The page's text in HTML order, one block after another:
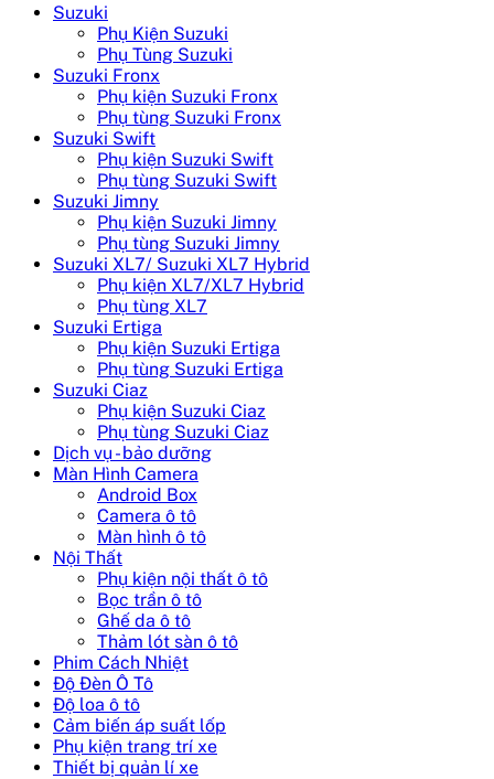
Suzuki
Phụ Kiện Suzuki
Phụ Tùng Suzuki
Suzuki Fronx
Phụ kiện Suzuki Fronx
Phụ tùng Suzuki Fronx
Suzuki Swift
Phụ kiện Suzuki Swift
Phụ tùng Suzuki Swift
Suzuki Jimny
Phụ kiện Suzuki Jimny
Phụ tùng Suzuki Jimny
Suzuki XL7/ Suzuki XL7 Hybrid
Phụ kiện XL7/XL7 Hybrid
Phụ tùng XL7
Suzuki Ertiga
Phụ kiện Suzuki Ertiga
Phụ tùng Suzuki Ertiga
Suzuki Ciaz
Phụ kiện Suzuki Ciaz
Phụ tùng Suzuki Ciaz
Dịch vụ - bảo dưỡng
Màn Hình Camera
Android Box
Camera ô tô
Màn hình ô tô
Nội Thất
Phụ kiện nội thất ô tô
Bọc trần ô tô
Ghế da ô tô
Thảm lót sàn ô tô
Phim Cách Nhiệt
Độ Đèn Ô Tô
Độ loa ô tô
Cảm biến áp suất lốp
Phụ kiện trang trí xe
Thiết bị quản lí xe